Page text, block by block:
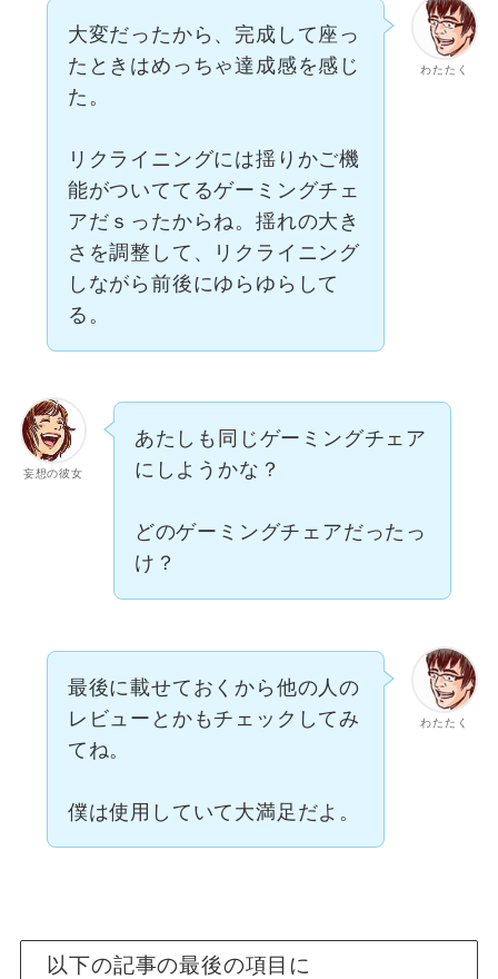
わたたく
大変だったから、完成して座っ
たときはめっちゃ達成感を感じ
た。
リクライニングには揺りかご機
能がついててるゲーミングチェ
アだｓったからね。揺れの大き
さを調整して、リクライニング
しながら前後にゆらゆらして
る。
妄想の彼女
あたしも同じゲーミングチェア
にしようかな？
どのゲーミングチェアだったっ
け？
わたたく
最後に載せておくから他の人の
レビューとかもチェックしてみ
てね。
僕は使用していて大満足だよ。
以下の記事の最後の項目に